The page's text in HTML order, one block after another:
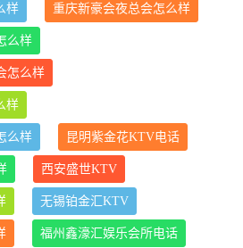
样 重庆新豪会夜总会怎么样
么样
怎么样
样
么样 昆明紫金花KTV电话
西安盛世KTV
无锡铂金汇KTV
福州鑫濠汇娱乐会所电话